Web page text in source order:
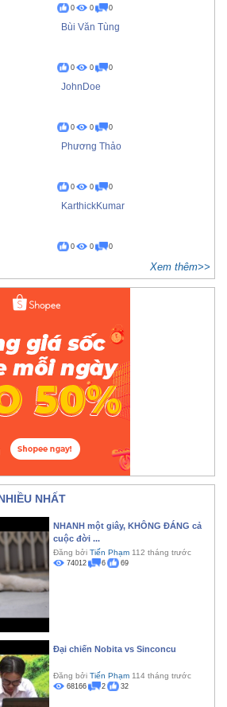
0 0 0
Bùi Văn Tùng
0 0 0
JohnDoe
0 0 0
Phương Thảo
0 0 0
KarthickKumar
0 0 0
Xem thêm>>
NHẤT
NHANH một giây, KHÔNG ĐÁNG cả
cuộc đời ...
Đăng bởi Tiến Phạm 112 tháng trước
74012 6 69
Đại chiến Nobita vs Sinconcu
Đăng bởi Tiến Phạm 114 tháng trước
68166 2 32